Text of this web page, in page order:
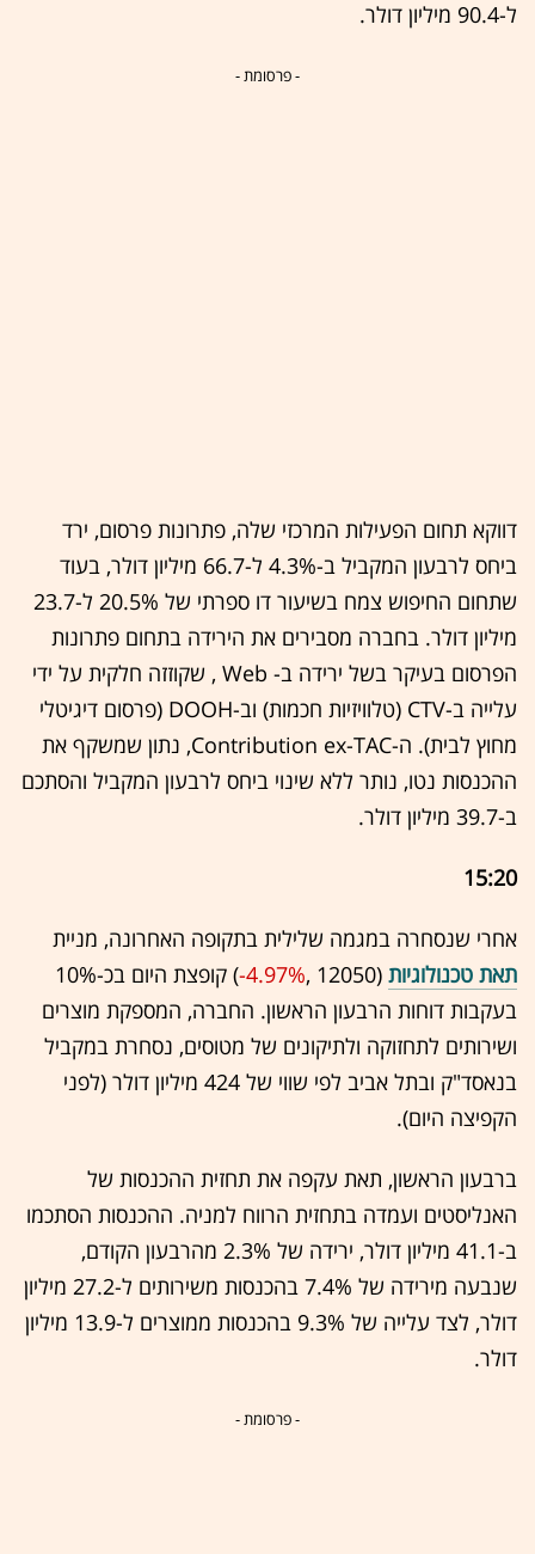
ל-90.4 מיליון דולר.
- פרסומת -
דווקא תחום הפעילות המרכזי שלה, פתרונות פרסום, ירד
ביחס לרבעון המקביל ב-4.3% ל-66.7 מיליון דולר, בעוד
שתחום החיפוש צמח בשיעור דו ספרתי של 20.5% ל-23.7
מיליון דולר. בחברה מסבירים את הירידה בתחום פתרונות
הפרסום בעיקר בשל ירידה ב- Web , שקוזזה חלקית על ידי
עלייה ב-CTV (טלוויזיות חכמות) וב-DOOH (פרסום דיגיטלי
מחוץ לבית). ה-Contribution ex-TAC, נתון שמשקף את
ההכנסות נטו, נותר ללא שינוי ביחס לרבעון המקביל והסתכם
ב-39.7 מיליון דולר.
15:20
אחרי שנסחרה במגמה שלילית בתקופה האחרונה, מניית
תאת טכנולוגיות (12050 ,‎
-4.97%
‏) קופצת היום בכ-10%
בעקבות דוחות הרבעון הראשון. החברה, המספקת מוצרים
ושירותים לתחזוקה ולתיקונים של מטוסים, נסחרת במקביל
בנאסד"ק ובתל אביב לפי שווי של 424 מיליון דולר (לפני
הקפיצה היום).
ברבעון הראשון, תאת עקפה את תחזית ההכנסות של
האנליסטים ועמדה בתחזית הרווח למניה. ההכנסות הסתכמו
ב-41.1 מיליון דולר, ירידה של 2.3% מהרבעון הקודם,
שנבעה מירידה של 7.4% בהכנסות משירותים ל-27.2 מיליון
דולר, לצד עלייה של 9.3% בהכנסות ממוצרים ל-13.9 מיליון
דולר.
- פרסומת -